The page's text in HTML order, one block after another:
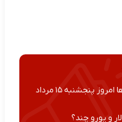
قیمت جدید دلار، یورو و سایر ارزها امروز پنجشنبه ۱۵ مرداد